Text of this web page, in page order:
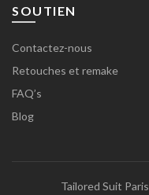
SOUTIEN
Contactez-nous
Retouches et remake
FAQ’s
Blog
Tailored Suit Paris